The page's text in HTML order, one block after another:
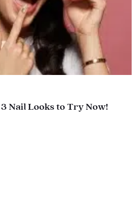
Nail Looks to Try Now!